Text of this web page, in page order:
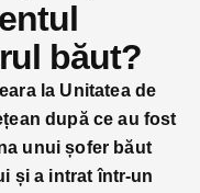
băut?
la Unitatea de
după ce au fost
unui șofer băut
și a intrat într-un